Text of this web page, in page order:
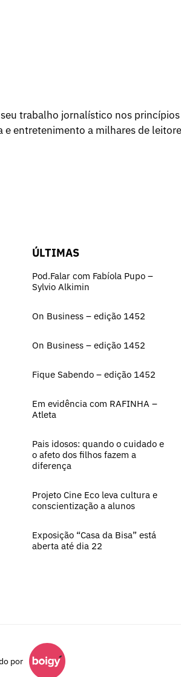
trabalho jornalístico nos princípios
entretenimento a milhares de
ÚLTIMAS
Pod.Falar com Fabíola Pupo –
Sylvio Alkimin
On Business – edição 1452
On Business – edição 1452
Fique Sabendo – edição 1452
Em evidência com RAFINHA –
Atleta
Pais idosos: quando o cuidado e
o afeto dos filhos fazem a
diferença
Projeto Cine Eco leva cultura e
conscientização a alunos
Exposição “Casa da Bisa” está
aberta até dia 22
por